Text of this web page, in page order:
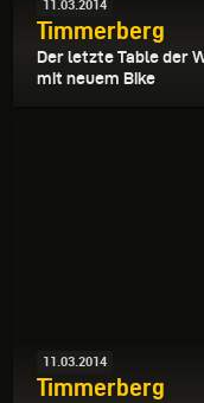
11.03.2014
Timmerberg
Der letzte Table der
mit neuem Bike
11.03.2014
Timmerberg